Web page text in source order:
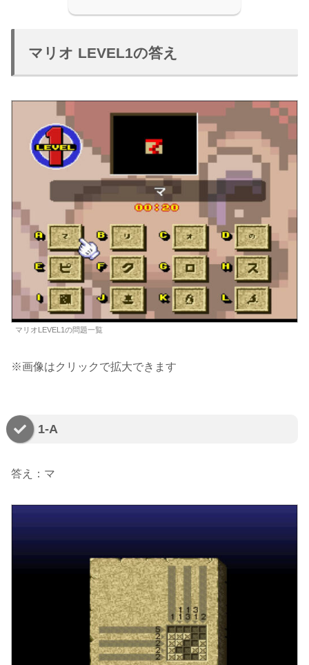
マリオ LEVEL1の答え
マリオLEVEL1の問題一覧
※画像はクリックで拡大できます
1-A
答え：マ